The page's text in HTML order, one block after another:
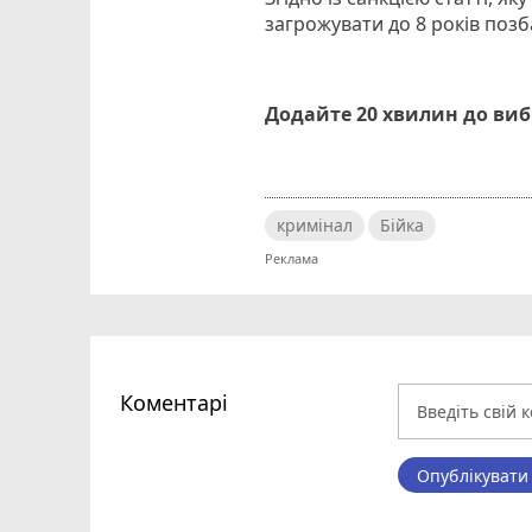
загрожувати до 8 років
Додайте 20 хвилин до
кримінал Бійка
Коментарі